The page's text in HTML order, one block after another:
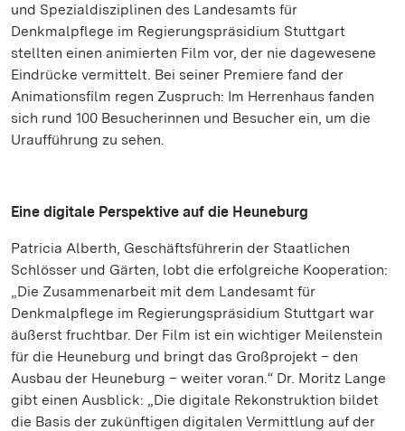
und Spezialdisziplinen des Landesamts für
Denkmalpflege im Regierungspräsidium Stuttgart
stellten einen animierten Film vor, der nie dagewesene
Eindrücke vermittelt. Bei seiner Premiere fand der
Animationsfilm regen Zuspruch: Im Herrenhaus fanden
sich rund 100 Besucherinnen und Besucher ein, um die
Uraufführung zu sehen.
Eine digitale Perspektive auf die Heuneburg
Patricia Alberth, Geschäftsführerin der Staatlichen
Schlösser und Gärten, lobt die erfolgreiche Kooperation:
„Die Zusammenarbeit mit dem Landesamt für
Denkmalpflege im Regierungspräsidium Stuttgart war
äußerst fruchtbar. Der Film ist ein wichtiger Meilenstein
für die Heuneburg und bringt das Großprojekt – den
Ausbau der Heuneburg – weiter voran.“ Dr. Moritz Lange
gibt einen Ausblick: „Die digitale Rekonstruktion bildet
die Basis der zukünftigen digitalen Vermittlung auf der